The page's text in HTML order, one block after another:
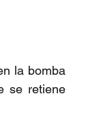
la bomba
se retiene